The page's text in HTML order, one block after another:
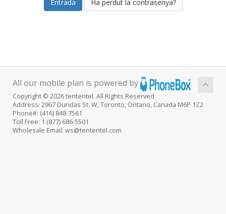
Ha perdut la contrasenya?
All our mobile plan is powered by
Copyright © 2026 tententel. All Rights Reserved.
Address: 2967 Dundas St. W, Toronto, Ontario, Canada M6P 1Z2
Phone#: (416) 848-7561
Toll Free: 1 (877) 686-5501
Wholesale Email: ws@tententel.com